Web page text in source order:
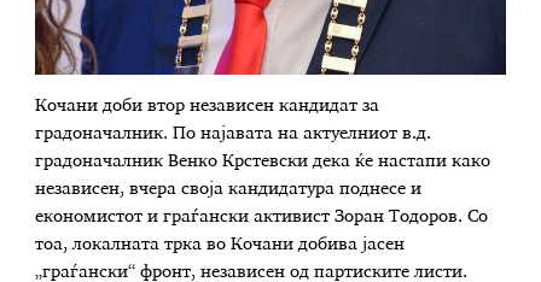
Кочани доби втор независен кандидат за
градоначалник. По најавата на актуелниот в.д.
градоначалник Венко Крстевски дека ќе настапи како
независен, вчера своја кандидатура поднесе и
економистот и граѓански активист Зоран Тодоров. Со
тоа, локалната трка во Кочани добива јасен
„граѓански“ фронт, независен од партиските листи.